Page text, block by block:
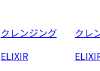
クレンジング
ELIXIR
クレ